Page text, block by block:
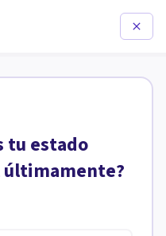
tu estado
últimamente?